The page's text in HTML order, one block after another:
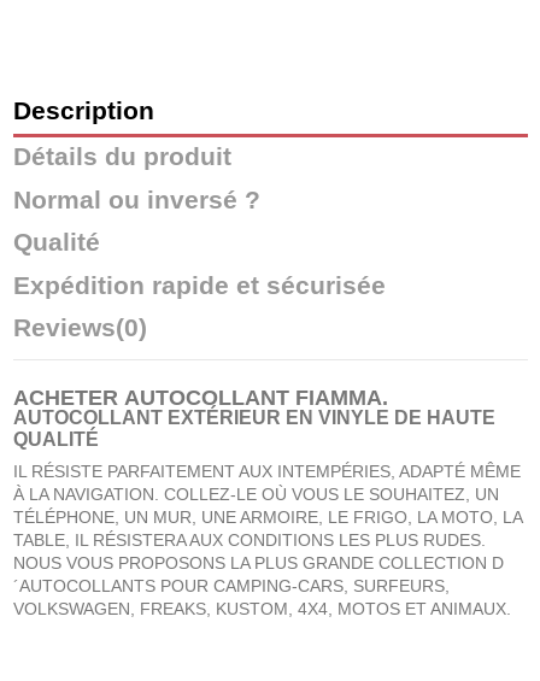
Description
Détails du produit
Normal ou inversé ?
Qualité
Expédition rapide et sécurisée
Reviews(0)
ACHETER AUTOCOLLANT FIAMMA.
AUTOCOLLANT EXTÉRIEUR EN VINYLE DE HAUTE
QUALITÉ
IL RÉSISTE PARFAITEMENT AUX INTEMPÉRIES, ADAPTÉ MÊME
À LA NAVIGATION. COLLEZ-LE OÙ VOUS LE SOUHAITEZ, UN
TÉLÉPHONE, UN MUR, UNE ARMOIRE, LE FRIGO, LA MOTO, LA
TABLE, IL RÉSISTERA AUX CONDITIONS LES PLUS RUDES.
NOUS VOUS PROPOSONS LA PLUS GRANDE COLLECTION D
´AUTOCOLLANTS POUR CAMPING-CARS, SURFEURS,
VOLKSWAGEN, FREAKS, KUSTOM, 4X4, MOTOS ET ANIMAUX.